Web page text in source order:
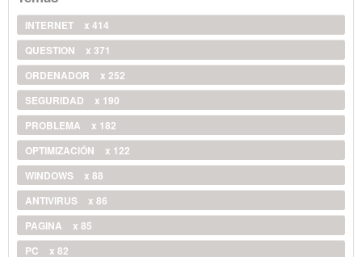
INTERNET
x 414
QUESTION
x 371
ORDENADOR
x 252
SEGURIDAD
x 190
PROBLEMA
x 182
OPTIMIZACIÓN
x 122
WINDOWS
x 88
ANTIVIRUS
x 86
PAGINA
x 85
PC
x 82